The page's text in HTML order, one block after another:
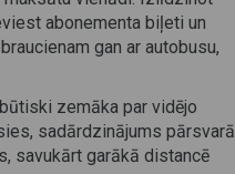
abonementa biļeti un
gan ar autobusu,
zemāka par vidējo
sadārdzinājums pārsvarā
savukārt garākā distancē